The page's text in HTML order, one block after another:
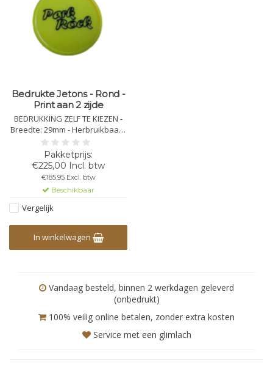
Bedrukte Jetons - Rond -
Print aan 2 zijde
BEDRUKKING ZELF TE KIEZEN -
Breedte: 29mm - Herbruikbaar -
Kleur: Zelf te kiezen -
Herbruikbaar - Onslijtbare
foliedruk
€225,00 Incl. btw
€185,95 Excl. btw
Beschikbaar
Vergelijk
In winkelwagen
Vandaag besteld, binnen 2 werkdagen geleverd
(onbedrukt)
100% veilig online betalen, zonder extra kosten
Service met een glimlach